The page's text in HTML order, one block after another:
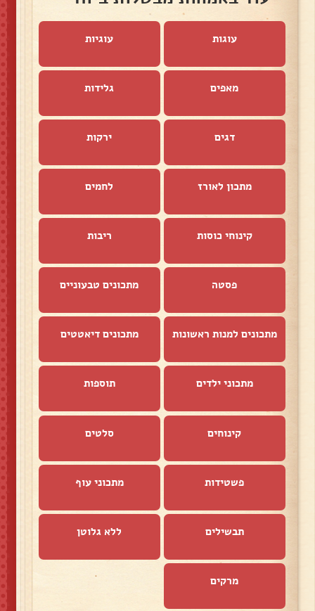
עוגות עוגיות
מאפים גלידות
דגים ירקות
מתכון לאורז לחמים
קינוחי כוסות ריבות
פסטה מתכונים טבעוניים
מתכונים למנות ראשונות מתכונים דיאטטים
מתכוני ילדים תוספות
קינוחים סלטים
פשטידות מתכוני עוף
תבשילים ללא גלוטן
מרקים